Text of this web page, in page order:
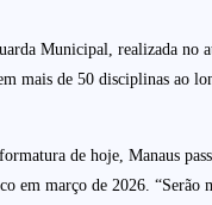
Municipal, realizada
mais de 50 disciplinas ao
de hoje, Manaus
em março de 2026.